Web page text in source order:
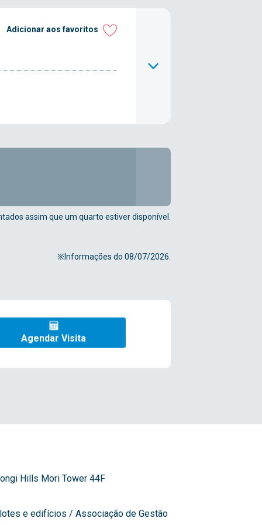
Adicionar aos favoritos
assim que um quarto estiver disponível.
※Informações do 08/07/2026.
Agendar Visita
Hills Mori Tower 44F
e edifícios / Associação de Gestão